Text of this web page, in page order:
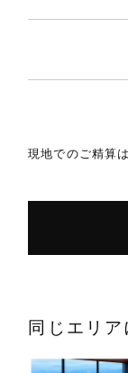
現地でのご精算
同じエリ